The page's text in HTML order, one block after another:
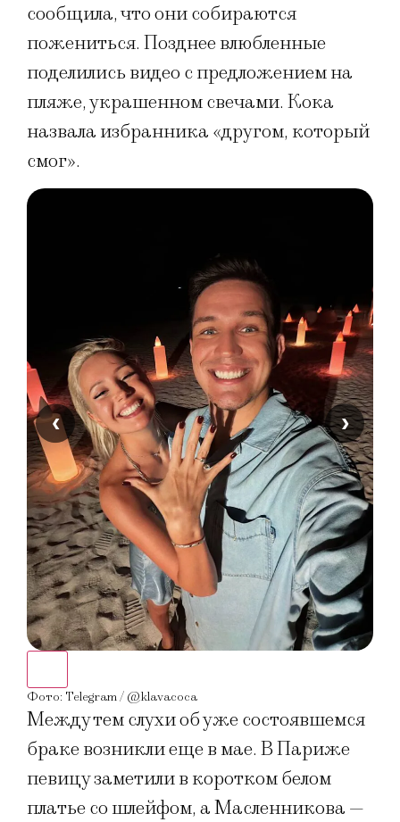
сообщила, что они собираются
пожениться. Позднее влюбленные
поделились видео с предложением на
пляже, украшенном свечами. Кока
назвала избранника «другом, который
смог».
Фото: Telegram / @klavacoca
‹ ›
Между тем слухи об уже состоявшемся
браке возникли еще в мае. В Париже
певицу заметили в коротком белом
платье со шлейфом, а Масленникова —